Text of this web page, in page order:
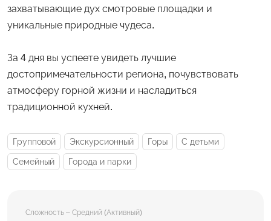
захватывающие дух смотровые площадки и
уникальные природные чудеса.
За 4 дня вы успеете увидеть лучшие
достопримечательности региона, почувствовать
атмосферу горной жизни и насладиться
традиционной кухней.
Групповой Экскурсионный Горы С детьми
Семейный Города и парки
Сложность – Средний (Активный)